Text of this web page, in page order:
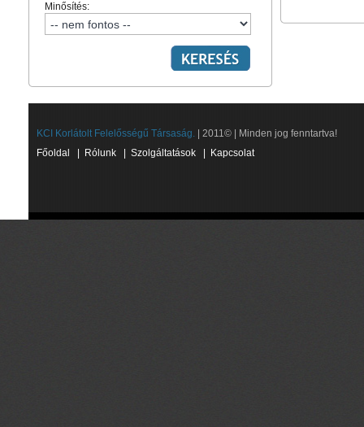
Minősítés:
KCI Korlátolt Felelősségű Társaság. | 2011© | Minden jog fenntartva!
Főoldal
Rólunk Szolgáltatások Kapcsolat